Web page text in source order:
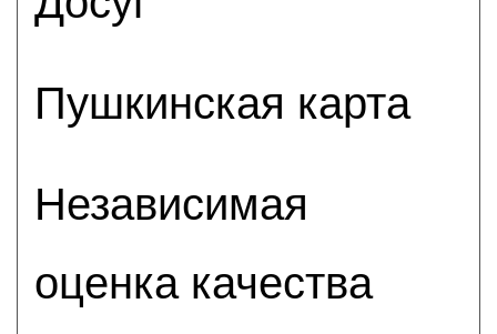
Пушкинская карта
Независимая
оценка качества